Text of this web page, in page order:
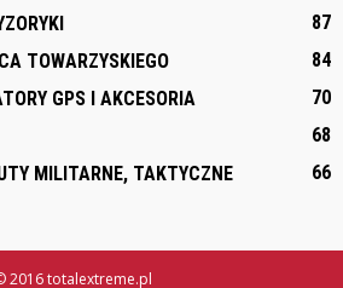
87
TOWARZYSKIEGO
84
GPS I AKCESORIA
70
68
MILITARNE, TAKTYCZNE
66
2016 totalextreme.pl